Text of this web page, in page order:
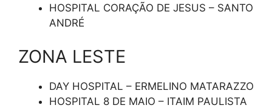
HOSPITAL CORAÇÃO DE JESUS – SANTO
ANDRÉ
ZONA LESTE
DAY HOSPITAL – ERMELINO MATARAZZO
HOSPITAL 8 DE MAIO – ITAIM PAULISTA